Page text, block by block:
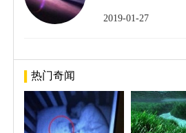
2019-01-27
热门奇闻